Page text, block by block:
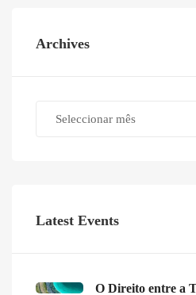
Archives
Latest Events
O Direito entre a